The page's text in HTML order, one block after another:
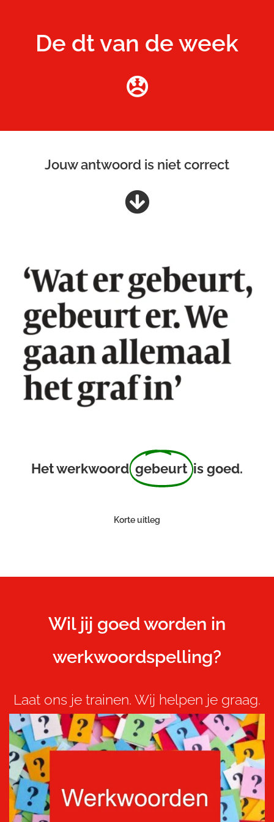
De dt van de week
😞
Jouw antwoord is niet correct
Het werkwoordgebeurtis goed.
Korte uitleg
Wil jij goed worden in
werkwoordspelling?
Laat ons je trainen. Wij helpen je graag.